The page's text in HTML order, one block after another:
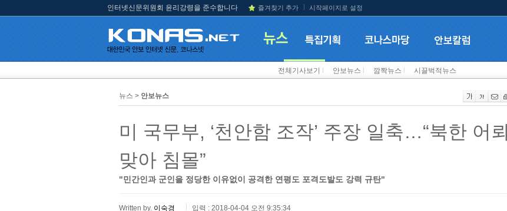
인터넷신문위원회 윤리강령을 준수합니다 즐겨찾기 추가 시작페이지로 설정
전체기사보기 안보뉴스 깜짝뉴스 시끌벅적뉴스
뉴스 > 안보뉴스
미 국무부, ‘천안함 조작’ 주장 일축…“북한 어뢰
맞아 침몰”
"민간인과 군인을 정당한 이유없이 공격한 연평도 포격도발도 강력 규탄"
Written by. 이숙경
입력 : 2018-04-04 오전 9:35:34